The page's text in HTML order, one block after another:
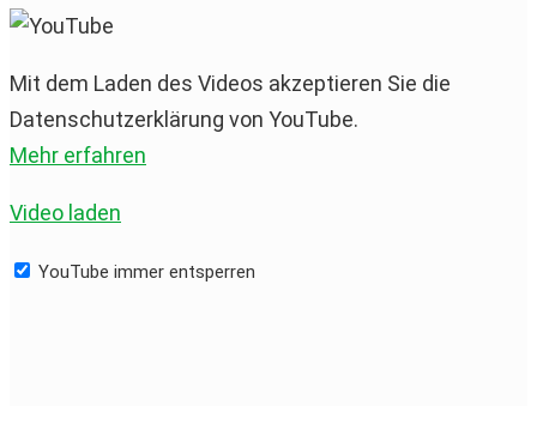
Mit dem Laden des Videos akzeptieren Sie die
Datenschutzerklärung von YouTube.
Mehr erfahren
Video laden
YouTube immer entsperren